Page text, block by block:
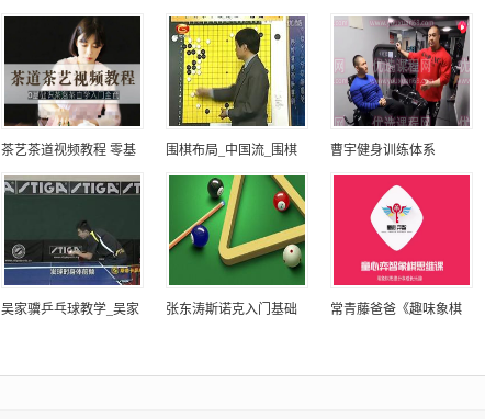
茶艺茶道视频教程 零基 围棋布局_中国流_围棋 曹宇健身训练体系
吴家骥乒乓球教学_吴家 张东涛斯诺克入门基础 常青藤爸爸《趣味象棋